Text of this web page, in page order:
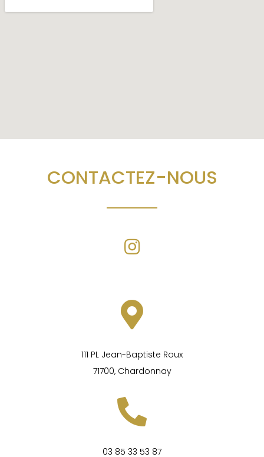
CONTACTEZ-NOUS
111 PL Jean-Baptiste Roux
71700, Chardonnay
03 85 33 53 87